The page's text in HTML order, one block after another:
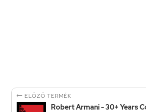
 ELŐZŐ TERMÉK
Robert Armani - 30+ Years